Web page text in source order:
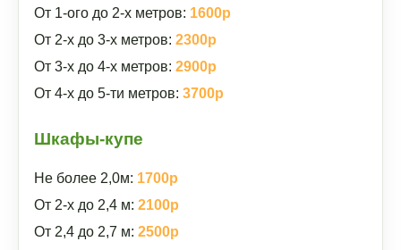
От 1-ого до 2-х метров: 1600р
От 2-х до 3-х метров: 2300р
От 3-х до 4-х метров: 2900р
От 4-х до 5-ти метров: 3700р
Шкафы-купе
Не более 2,0м: 1700р
От 2-х до 2,4 м: 2100р
От 2,4 до 2,7 м: 2500р